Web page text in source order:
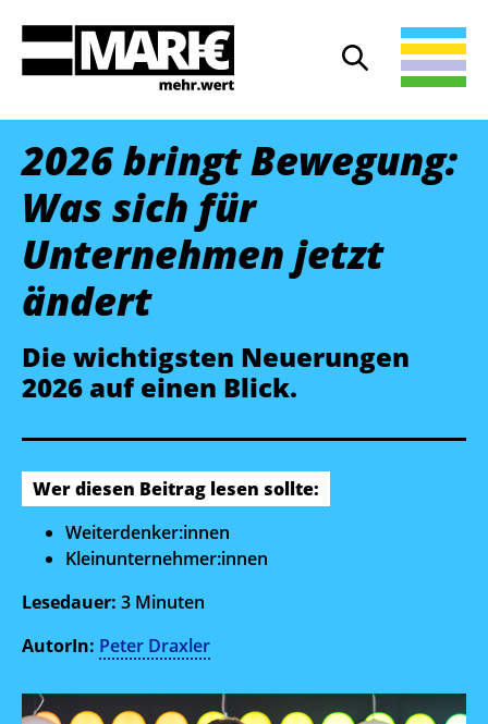
Suche öffnen
Suche
2026 bringt Bewegung:
Was sich für
Unternehmen jetzt
ändert
Die wichtigsten Neuerungen
2026 auf einen Blick.
Wer diesen Beitrag lesen sollte:
Weiterdenker:innen
Kleinunternehmer:innen
Lesedauer: 3 Minuten
AutorIn: Peter Draxler